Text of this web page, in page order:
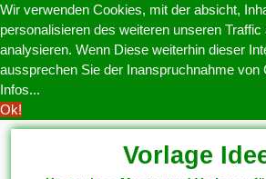
Wir verwenden Cookies, mit der absicht,
personalisieren des weiteren unseren
analysieren. Wenn Diese weiterhin dieser
aussprechen Sie der Inanspruchnahme von
Infos...
Ok!
Vorlage